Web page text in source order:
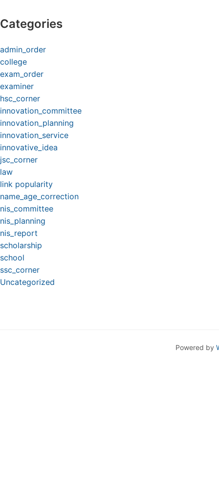
Categories
admin_order
college
exam_order
examiner
hsc_corner
innovation_committee
innovation_planning
innovation_service
innovative_idea
jsc_corner
law
link popularity
name_age_correction
nis_committee
nis_planning
nis_report
scholarship
school
ssc_corner
Uncategorized
Powered by